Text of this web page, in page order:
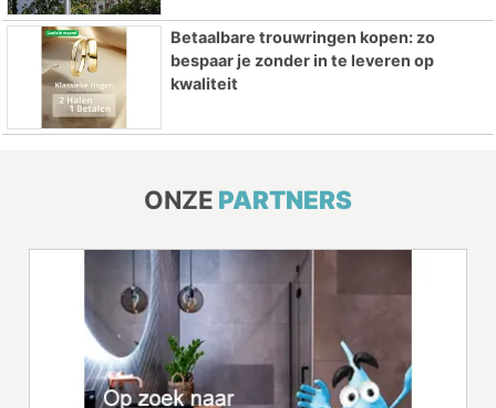
Betaalbare trouwringen kopen: zo
bespaar je zonder in te leveren op
kwaliteit
ONZE PARTNERS